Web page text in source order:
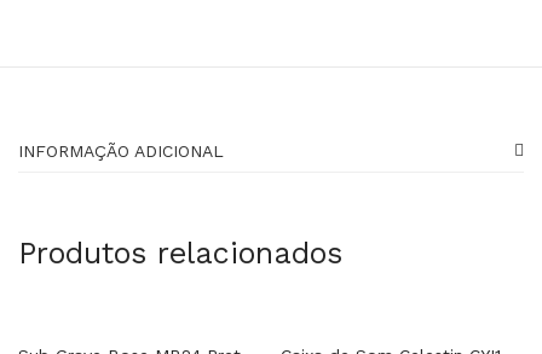
INFORMAÇÃO ADICIONAL
Produtos relacionados